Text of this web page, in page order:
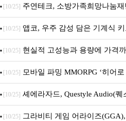
픈
[10/25] 주연테크, 소방가족희망나눔
니터·스마트 펫 침대 기부
[10/25] 앱코, 우주 감성 담은 기계식
브랜드데이 기획전 진행
[10/25] 현실적 고성능과 용량에 가격
M.2 NVMe 디앤디컴 1TB
[10/25] 모바일 파밍 MMORPG ‘히어
[10/25] 셰에라자드, Questyle Audio(
내 정식 출시
[10/25] 그라비티 게임 어라이즈